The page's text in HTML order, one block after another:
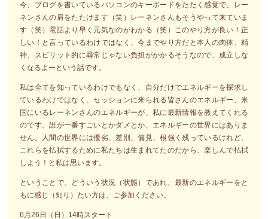
今、ブログを書いているパソコンのキーボードをたたく感覚で、レー
ネンさんの肩をたたけます（笑）レーネンさんもそうやって来ていま
す（笑）電話より早く元気なのがわかる（笑）このやり方が良い！正
しい！と言っているわけではなく、今までやり方だと本人の肉体、精
神、スピリット的に尋常じゃない負担がかかるそうなので、成立しな
くなるよーという話です。
私は全てを知っているわけでもなく、自分だけでエネルギーを探求し
ているわけではなく、セッションに来られる皆さんのエネルギー、米
国にいるレーネンさんのエネルギーが、私に最新情報を教えてくれる
のです。誰が一番すごいとかダメとか、エネルギーの世界にはありま
せん。人間の世界には優劣、差別、偏見、根強く残っているけれど、
これらを払拭するために私たちは生まれてたのだから、楽しんで払拭
しよう！と私は思います。
ということで、どういう状況（状態）であれ、最新のエネルギーをと
もに感じ（知り）たい方は、ご参加ください。
6月26日（日）14時スタート